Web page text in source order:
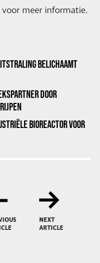
voor meer informatie.
BELICHAAMT
DOOR
BIOREACTOR VOOR
NEXT
ARTICLE